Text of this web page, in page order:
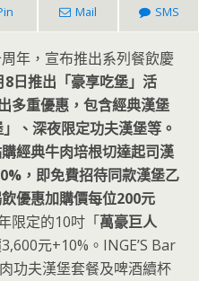
Mail SMS
年，宣布推出系列餐飲慶
日推出「豪享吃堡」活
多重優惠，包含經典漢堡
、深夜限定功夫漢堡等。
經典牛肉培根切達起司漢
，即免費招待同款漢堡乙
優惠加購價每位200元
限定的10吋「萬豪巨人
元+10%。INGE’S Bar
功夫漢堡套餐及啤酒續杯